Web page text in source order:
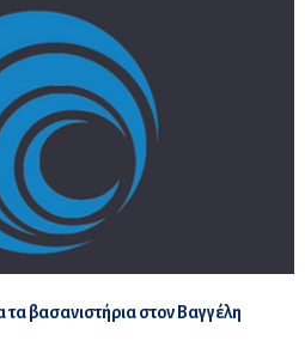
τα βασανιστήρια στον Βαγγέλη